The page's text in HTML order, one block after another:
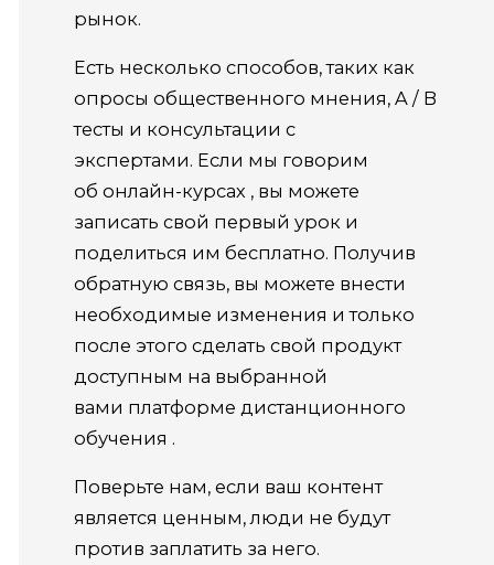
рынок.
Есть несколько способов, таких как
опросы общественного мнения, A / B
тесты и консультации с
экспертами. Если мы говорим
об онлайн-курсах , вы можете
записать свой первый урок и
поделиться им бесплатно. Получив
обратную связь, вы можете внести
необходимые изменения и только
после этого сделать свой продукт
доступным на выбранной
вами платформе дистанционного
обучения .
Поверьте нам, если ваш контент
является ценным, люди не будут
против заплатить за него.